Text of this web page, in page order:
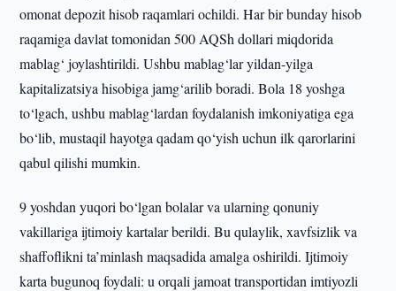
omonat depozit hisob raqamlari ochildi. Har bir bunday hisob
raqamiga davlat tomonidan 500 AQSh dollari miqdorida
mablag‘ joylashtirildi. Ushbu mablag‘lar yildan-yilga
kapitalizatsiya hisobiga jamg‘arilib boradi. Bola 18 yoshga
to‘lgach, ushbu mablag‘lardan foydalanish imkoniyatiga ega
bo‘lib, mustaqil hayotga qadam qo‘yish uchun ilk qarorlarini
qabul qilishi mumkin.
9 yoshdan yuqori bo‘lgan bolalar va ularning qonuniy
vakillariga ijtimoiy kartalar berildi. Bu qulaylik, xavfsizlik va
shaffoflikni ta’minlash maqsadida amalga oshirildi. Ijtimoiy
karta bugunoq foydali: u orqali jamoat transportidan imtiyozli